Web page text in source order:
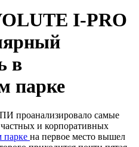
I-PRO
в
парке
проанализировало самые
и корпоративных
парке на первое место вышел